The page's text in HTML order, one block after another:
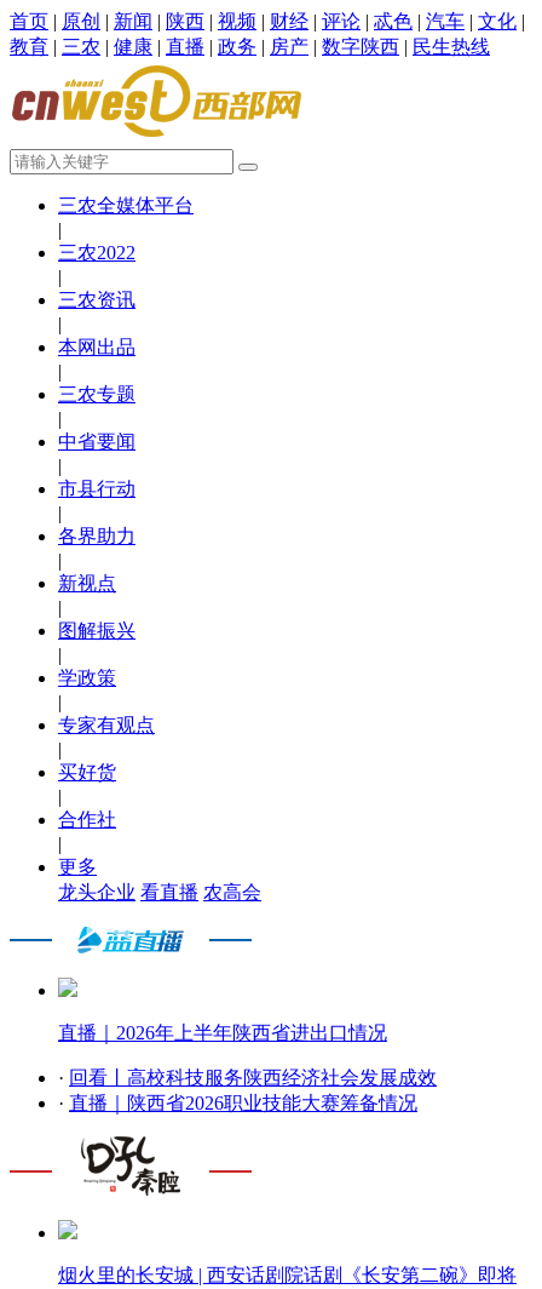
首页 | 原创 | 新闻 | 陕西 | 视频 | 财经 | 评论 | 忒色 | 汽车 | 文化 |
教育 | 三农 | 健康 | 直播 | 政务 | 房产 | 数字陕西 | 民生热线
三农全媒体平台
|
三农2022
|
三农资讯
|
本网出品
|
三农专题
|
中省要闻
|
市县行动
|
各界助力
|
新视点
|
图解振兴
|
学政策
|
专家有观点
|
买好货
|
合作社
|
更多
龙头企业 看直播 农高会
直播｜2026年上半年陕西省进出口情况
· 回看丨高校科技服务陕西经济社会发展成效
· 直播｜陕西省2026职业技能大赛筹备情况
烟火里的长安城 | 西安话剧院话剧《长安第二碗》即将